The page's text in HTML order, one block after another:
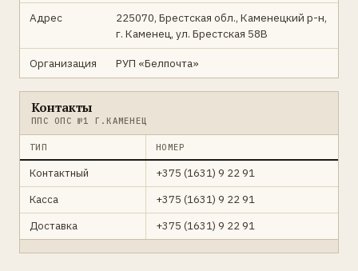
Адрес
225070, Брестская обл., Каменецкий р-н,
г. Каменец, ул. Брестская 58В
Организация РУП «Белпочта»
Контакты
ППС ОПС №1 Г.КАМЕНЕЦ
ТИП НОМЕР
Контактный
+375 (1631) 9 22 91
Касса
+375 (1631) 9 22 91
Доставка
+375 (1631) 9 22 91